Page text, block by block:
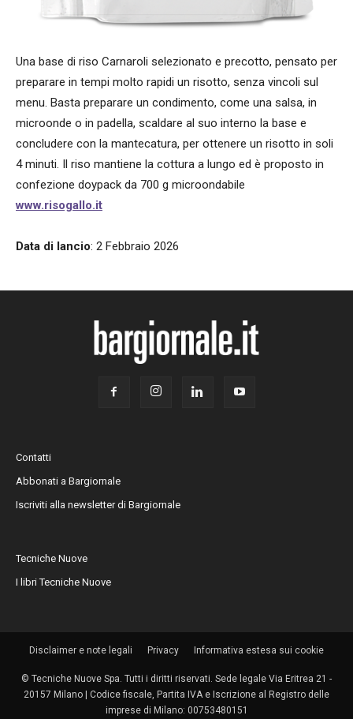
Una base di riso Carnaroli selezionato e precotto, pensato per
preparare in tempi molto rapidi un risotto, senza vincoli sul
menu. Basta preparare un condimento, come una salsa, in
microonde o in padella, scaldare al suo interno la base e
concludere con la mantecatura, per ottenere un risotto in soli
4 minuti. Il riso mantiene la cottura a lungo ed è proposto in
confezione doypack da 700 g microondabile
www.risogallo.it
Data di lancio: 2 Febbraio 2026
Contatti
Abbonati a Bargiornale
Iscriviti alla newsletter di Bargiornale
Tecniche Nuove
I libri Tecniche Nuove
Disclaimer e note legali Privacy Informativa estesa sui cookie
© Tecniche Nuove Spa. Tutti i diritti riservati. Sede legale Via Eritrea 21 -
20157 Milano | Codice fiscale, Partita IVA e Iscrizione al Registro delle
imprese di Milano: 00753480151